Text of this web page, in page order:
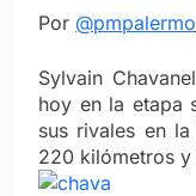
Por @pmpalermo
Sylvain
hoy en la etapa
sus rivales en
220 kilómetros